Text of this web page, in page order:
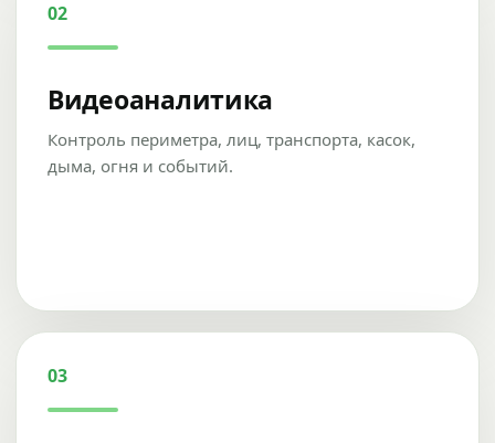
02
Видеоаналитика
Контроль периметра, лиц, транспорта, касок,
дыма, огня и событий.
03